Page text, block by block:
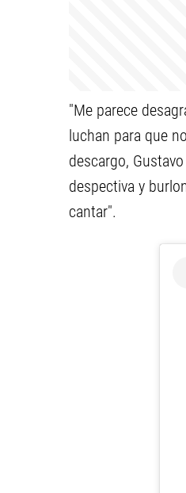
"Me parece
luchan para que
descargo,
despectiva y
cantar".